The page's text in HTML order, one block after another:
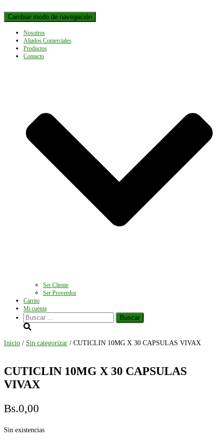
Cambiar modo de navegación
Nosotros
Aliados Comerciales
Productos
Contacto
Ser Cliente
Ser Proveedor
Carrito
Mi cuenta
Buscar:
Inicio / Sin categorizar / CUTICLIN 10MG X 30 CAPSULAS VIVAX
CUTICLIN 10MG X 30 CAPSULAS
VIVAX
Bs.0,00
Sin existencias